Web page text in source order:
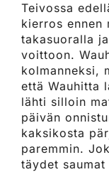
Teivossa
kierros ennen
takasuoralla
voittoon.
kolmanneksi,
että Wauhitta
lähti silloin
päivän
kaksikosta
paremmin.
täydet